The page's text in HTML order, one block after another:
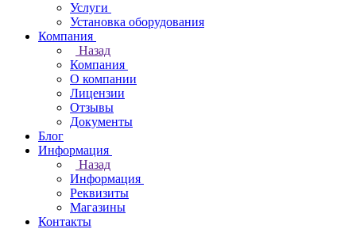
Услуги
Установка оборудования
Компания
Назад
Компания
О компании
Лицензии
Отзывы
Документы
Блог
Информация
Назад
Информация
Реквизиты
Магазины
Контакты